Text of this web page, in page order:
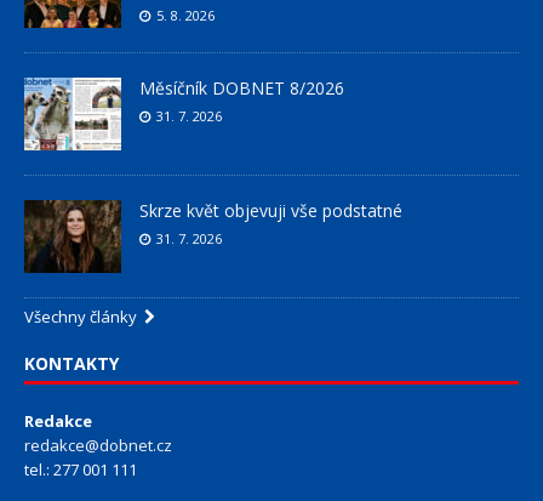
5. 8. 2026
Měsíčník DOBNET 8/2026
31. 7. 2026
Skrze květ objevuji vše podstatné
31. 7. 2026
Všechny články
KONTAKTY
Redakce
redakce@dobnet.cz
tel.: 277 001 111